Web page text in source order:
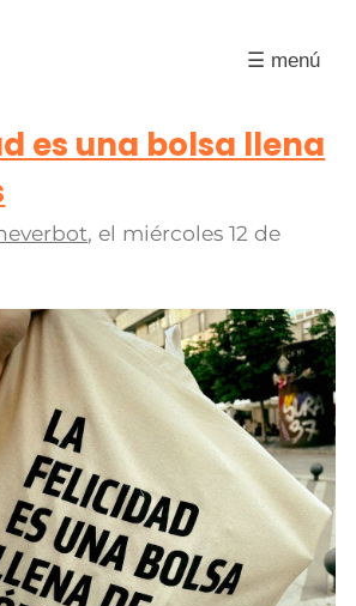
☰ menú
es una bolsa llena
, el miércoles 12 de